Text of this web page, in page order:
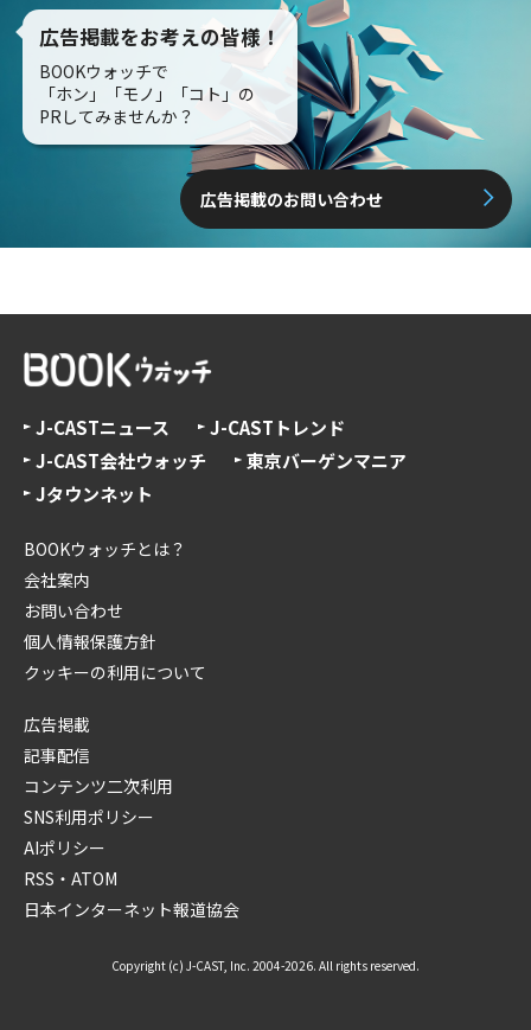
広告掲載をお考えの皆様！
BOOKウォッチで
「ホン」「モノ」「コト」の
PRしてみませんか？
広告掲載のお問い合わせ
J-CASTニュース
J-CASTトレンド
J-CAST会社ウォッチ
東京バーゲンマニア
Jタウンネット
BOOKウォッチとは？
会社案内
お問い合わせ
個人情報保護方針
クッキーの利用について
広告掲載
記事配信
コンテンツ二次利用
SNS利用ポリシー
AIポリシー
RSS・ATOM
日本インターネット報道協会
Copyright (c) J-CAST, Inc. 2004-2026. All rights reserved.